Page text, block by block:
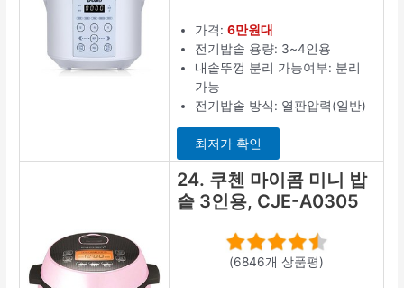
가격:6만원대
전기밥솥 용량: 3~4인용
내솥뚜껑 분리 가능여부: 분리
가능
전기밥솥 방식: 열판압력(일반)
최저가 확인
24. 쿠첸 마이콤 미니 밥
솥 3인용, CJE-A0305
(6846개 상품평)